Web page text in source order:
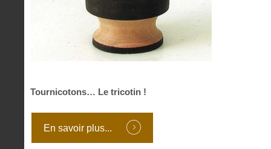
Tournicotons… Le tricotin !
En savoir plus...